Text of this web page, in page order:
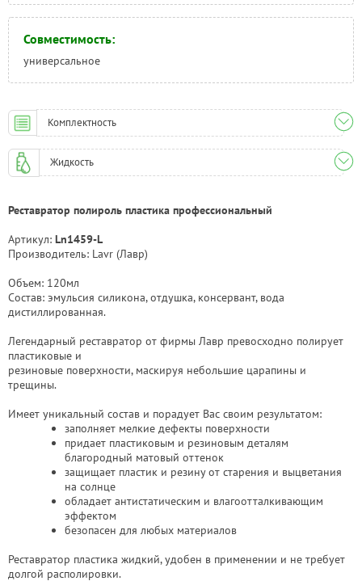
Совместимость:
универсальное
Комплектность
Жидкость
Реставратор полироль пластика профессиональный
Артикул: Ln1459-L
Производитель: Lavr (Лавр)
Объем: 120мл
Состав: эмульсия силикона, отдушка, консервант, вода
дистиллированная.
Легендарный реставратор от фирмы Лавр превосходно полирует
пластиковые и
резиновые поверхности, маскируя небольшие царапины и
трещины.
Имеет уникальный состав и порадует Вас своим результатом:
заполняет мелкие дефекты поверхности
придает пластиковым и резиновым деталям
благородный матовый оттенок
защищает пластик и резину от старения и выцветания
на солнце
обладает антистатическим и влагоотталкивающим
эффектом
безопасен для любых материалов
Реставратор пластика жидкий, удобен в применении и не требует
долгой располировки.